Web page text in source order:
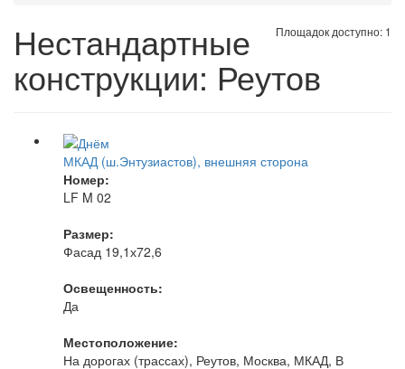
Площадок доступно: 1
Нестандартные
конструкции: Реутов
МКАД (ш.Энтузиастов), внешняя сторона
Номер:
LF M 02
Размер:
Фасад 19,1х72,6
Освещенность:
Да
Местоположение:
На дорогах (трассах), Реутов, Москва, МКАД, В